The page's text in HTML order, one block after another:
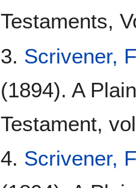
Testaments,
3. Scrivener,
(1894). A
Testament,
4. Scrivener,